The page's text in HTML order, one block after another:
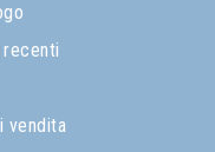
recenti
vendita